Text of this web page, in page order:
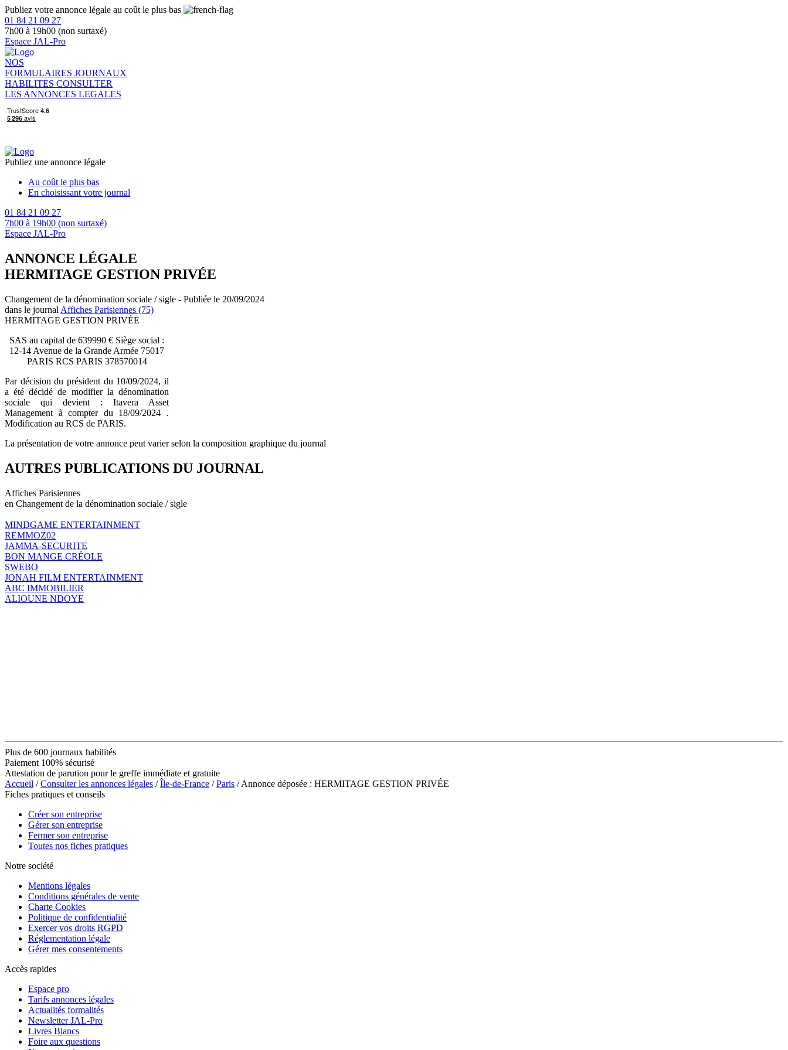
Publiez votre annonce légale au coût le plus bas
01 84 21 09 27
7h00 à 19h00 (non surtaxé)
Espace JAL-Pro
NOS
FORMULAIRES JOURNAUX
HABILITES CONSULTER
LES ANNONCES LEGALES
Publiez une annonce légale
Au coût le plus bas
En choisissant votre journal
01 84 21 09 27
7h00 à 19h00 (non surtaxé)
Espace JAL-Pro
ANNONCE LÉGALE
HERMITAGE GESTION PRIVÉE
Changement de la dénomination sociale / sigle - Publiée le 20/09/2024
dans le journal Affiches Parisiennes (75)
HERMITAGE GESTION PRIVÉE
SAS au capital de 639990 € Siège social :
12-14 Avenue de la Grande Armée 75017
PARIS RCS PARIS 378570014
Par décision du président du 10/09/2024, il
a été décidé de modifier la dénomination
sociale qui devient : Itavera Asset
Management à compter du 18/09/2024 .
Modification au RCS de PARIS.
La présentation de votre annonce peut varier selon la composition graphique du journal
AUTRES PUBLICATIONS DU JOURNAL
Affiches Parisiennes
en Changement de la dénomination sociale / sigle
MINDGAME ENTERTAINMENT
REMMOZ02
JAMMA-SECURITE
BON MANGE CRÉOLE
SWEBO
JONAH FILM ENTERTAINMENT
ABC IMMOBILIER
ALIOUNE NDOYE
Plus de 600 journaux habilités
Paiement 100% sécurisé
Attestation de parution pour le greffe immédiate et gratuite
Accueil /Consulter les annonces légales /Île-de-France /Paris / Annonce déposée : HERMITAGE GESTION PRIVÉE
Fiches pratiques et conseils
Créer son entreprise
Gérer son entreprise
Fermer son entreprise
Toutes nos fiches pratiques
Notre société
Mentions légales
Conditions générales de vente
Charte Cookies
Politique de confidentialité
Exercer vos droits RGPD
Réglementation légale
Gérer mes consentements
Accès rapides
Espace pro
Tarifs annonces légales
Actualités formalités
Newsletter JAL-Pro
Livres Blancs
Foire aux questions